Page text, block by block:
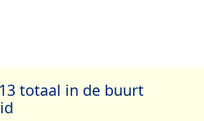
totaal in de buurt